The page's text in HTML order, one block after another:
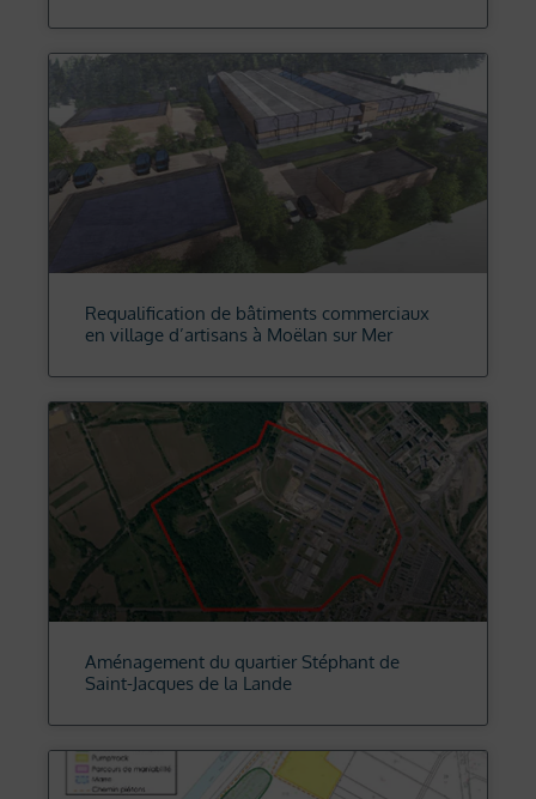
Requalification de bâtiments commerciaux
en village d’artisans à Moëlan sur Mer
Aménagement du quartier Stéphant de
Saint-Jacques de la Lande